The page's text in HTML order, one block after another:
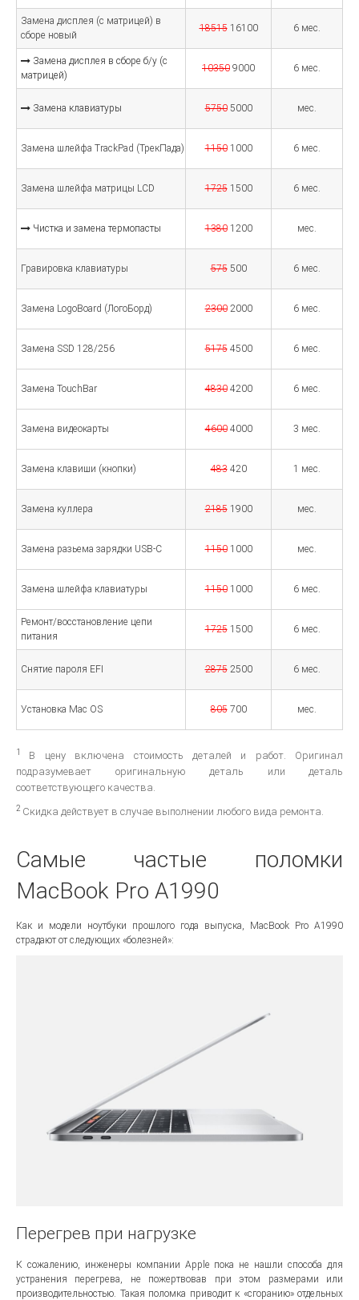
Замена дисплея (с матрицей) в
сборе новый
1851516100 6 мес.
Замена дисплея в сборе б/у (с
матрицей)
10350 9000 6 мес.
Замена клавиатуры 57505000 мес.
Замена шлейфа TrackPad (ТрекПада) 11501000 6 мес.
Замена шлейфа матрицы LCD 17251500 6 мес.
Чистка и замена термопасты 13801200 мес.
Гравировка клавиатуры 575500 6 мес.
Замена LogoBoard (ЛогоБорд) 23002000 6 мес.
Замена SSD 128/256 51754500 6 мес.
Замена TouchBar 48304200 6 мес.
Замена видеокарты 46004000 3 мес.
Замена клавиши (кнопки) 483420 1 мес.
Замена куллера 21851900 мес.
Замена разьема зарядки USB-C 11501000 мес.
Замена шлейфа клавиатуры 11501000 6 мес.
Ремонт/восстановление цепи
питания
17251500 6 мес.
Снятие пароля EFI 28752500 6 мес.
Установка Mac OS 805700 мес.
1 В цену включена стоимость деталей и работ. Оригинал
подразумевает оригинальную деталь или деталь
соответствующего качества.
2 Скидка действует в случае выполнении любого вида ремонта.
Самые частые поломки
MacBook Pro A1990
Как и модели ноутбуки прошлого года выпуска, MacBook Pro A1990
страдают от следующих «болезней»:
Перегрев при нагрузке
К сожалению, инженеры компании Apple пока не нашли способа для
устранения перегрева, не пожертвовав при этом размерами или
производительностью. Такая поломка приводит к «сгоранию» отдельных